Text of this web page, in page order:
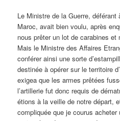
Le Ministre de la Guerre,
Maroc, avait bien voulu, après
nous prêter un lot de carabines
Mais le Ministre des Affaires
conférer ainsi une sorte
destinée à opérer sur le territoire
exigea que les armes prêtées
l’artillerie fut donc requis de
étions à la veille de notre départ,
compliquée que je courus acheter